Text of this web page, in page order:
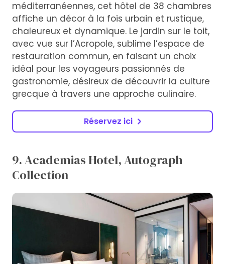
méditerranéennes, cet hôtel de 38 chambres
affiche un décor à la fois urbain et rustique,
chaleureux et dynamique. Le jardin sur le toit,
avec vue sur l’Acropole, sublime l’espace de
restauration commun, en faisant un choix
idéal pour les voyageurs passionnés de
gastronomie, désireux de découvrir la culture
grecque à travers une approche culinaire.
Réservez ici
9. Academias Hotel, Autograph
Collection